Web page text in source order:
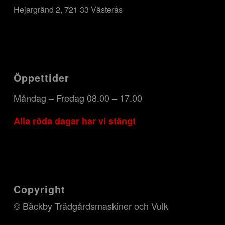
Hejargränd 2, 721 33 Västerås
Öppettider
Måndag – Fredag 08.00 – 17.00
Alla röda dagar har vi stängt
Copyright
© Bäckby Trädgårdsmaskiner och Vulk